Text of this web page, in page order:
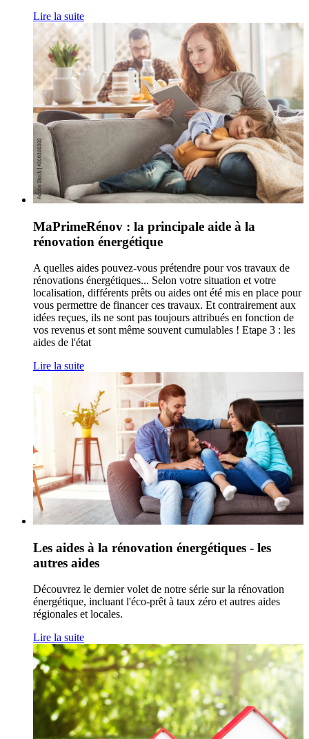
Lire la suite
MaPrimeRénov : la principale aide à la
rénovation énergétique
A quelles aides pouvez-vous prétendre pour vos travaux de
rénovations énergétiques... Selon votre situation et votre
localisation, différents prêts ou aides ont été mis en place pour
vous permettre de financer ces travaux. Et contrairement aux
idées reçues, ils ne sont pas toujours attribués en fonction de
vos revenus et sont même souvent cumulables ! Etape 3 : les
aides de l'état
Lire la suite
Les aides à la rénovation énergétiques - les
autres aides
Découvrez le dernier volet de notre série sur la rénovation
énergétique, incluant l'éco-prêt à taux zéro et autres aides
régionales et locales.
Lire la suite